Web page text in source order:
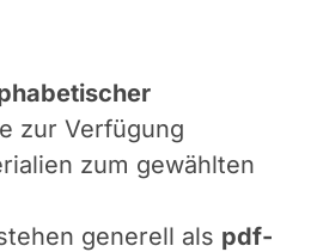
zur Verfügung
zum gewählten
generell als pdf-